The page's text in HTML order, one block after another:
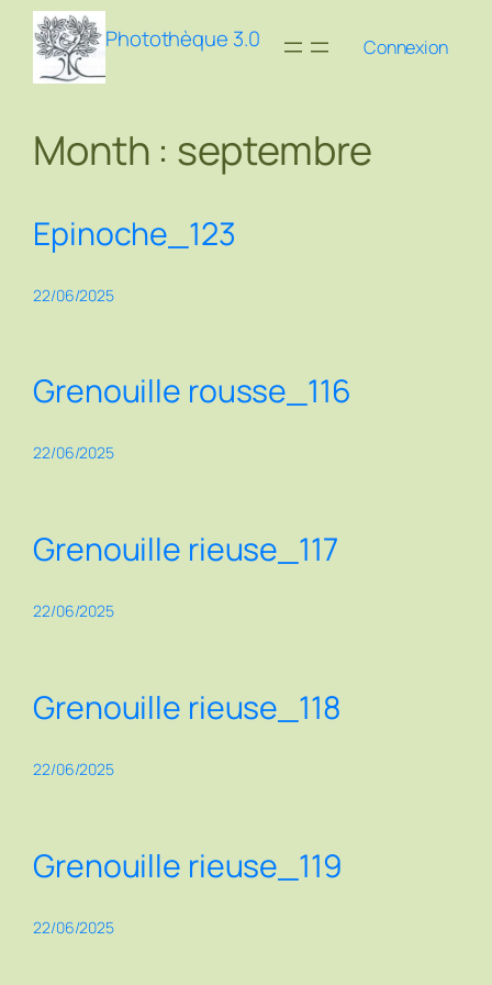
Aller
contenu
Photothèque 3.0 Connexion
Month : septembre
Epinoche_123
22/06/2025
Grenouille rousse_116
22/06/2025
Grenouille rieuse_117
22/06/2025
Grenouille rieuse_118
22/06/2025
Grenouille rieuse_119
22/06/2025